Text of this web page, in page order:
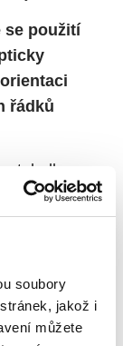
soubory
jakož i
můžete
se použití
řádků
je
stejně
krátké